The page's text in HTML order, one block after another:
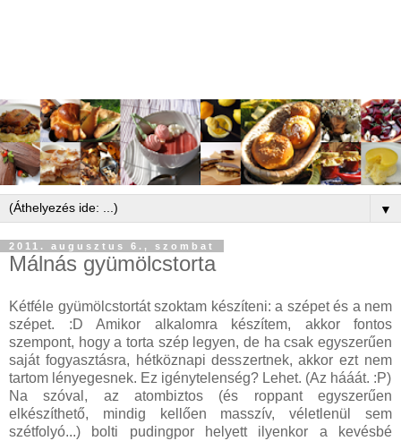
▼
2011. augusztus 6., szombat
Málnás gyümölcstorta
Kétféle gyümölcstortát szoktam készíteni: a szépet és a nem
szépet. :D Amikor alkalomra készítem, akkor fontos
szempont, hogy a torta szép legyen, de ha csak egyszerűen
saját fogyasztásra, hétköznapi desszertnek, akkor ezt nem
tartom lényegesnek. Ez igénytelenség? Lehet. (Az hááát. :P)
Na szóval, az atombiztos (és roppant egyszerűen
elkészíthető, mindig kellően masszív, véletlenül sem
szétfolyó...) bolti pudingpor helyett ilyenkor a kevésbé